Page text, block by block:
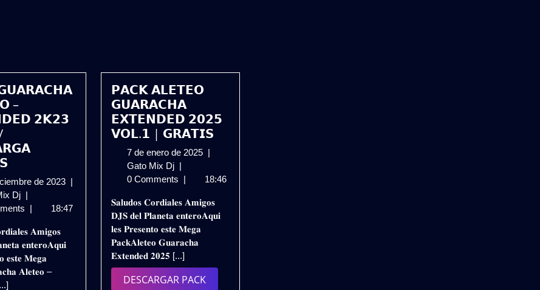
–
𝟮𝗞𝟮𝟯
de 2023 3
diciembre
|
Dj 𝗣𝗔𝗖𝗞
𝗚𝗨𝗔𝗥𝗔𝗖𝗛𝗔
–
𝗘𝗫𝗧𝗘𝗡𝗗𝗘𝗗
𝟮𝗞𝟮𝟯
𝗩𝗢𝗟.𝟳
|
| 18:47
𝐀𝐦𝐢𝐠𝐨𝐬
𝐞𝐧𝐭𝐞𝐫𝐨𝐀𝐪𝐮𝐢
𝐞𝐬𝐭𝐞 𝐌𝐞𝐠𝐚
𝐀𝐥𝐞𝐭𝐞𝐨 –
𝗣𝗔𝗖𝗞 𝗔𝗟𝗘𝗧𝗘𝗢
𝗚𝗨𝗔𝗥𝗔𝗖𝗛𝗔
𝗘𝗫𝗧𝗘𝗡𝗗𝗘𝗗 𝟮𝟬𝟮𝟱
𝗩𝗢𝗟.𝟭 | 𝗚𝗥𝗔𝗧𝗜𝗦
7 de enero de 2025 7
enero
2025
|
Gato Mix Dj 𝗣𝗔𝗖𝗞
𝗔𝗟𝗘𝗧𝗘𝗢
𝗘𝗫𝗧𝗘𝗡𝗗𝗘𝗗
𝟮𝟬𝟮𝟱
𝗩𝗢𝗟.𝟭
|
𝗚𝗥𝗔𝗧𝗜𝗦
|
0 Comments | 18:46
𝐒𝐚𝐥𝐮𝐝𝐨𝐬 𝐂𝐨𝐫𝐝𝐢𝐚𝐥𝐞𝐬 𝐀𝐦𝐢𝐠𝐨𝐬
𝐃𝐉𝐒 𝐝𝐞𝐥 𝐏𝐥𝐚𝐧𝐞𝐭𝐚 𝐞𝐧𝐭𝐞𝐫𝐨𝐀𝐪𝐮𝐢
𝐥𝐞𝐬 𝐏𝐫𝐞𝐬𝐞𝐧𝐭𝐨 𝐞𝐬𝐭𝐞 𝐌𝐞𝐠𝐚
𝐏𝐚𝐜𝐤𝐀𝐥𝐞𝐭𝐞𝐨 𝐆𝐮𝐚𝐫𝐚𝐜𝐡𝐚
𝐄𝐱𝐭𝐞𝐧𝐝𝐞𝐝 𝟐𝟎𝟐𝟓 [...]
DESCARGAR PACKDESCARGAR